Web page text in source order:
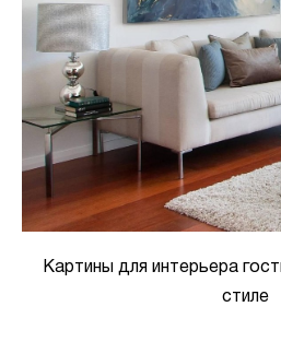
Картины для интерьера
стиле